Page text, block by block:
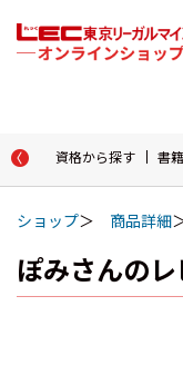
資格から探す 書
ショップ 商品詳細
ぽみさんの